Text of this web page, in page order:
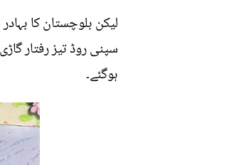
سپنی روڈ تیز رفتار
ہوگئے۔